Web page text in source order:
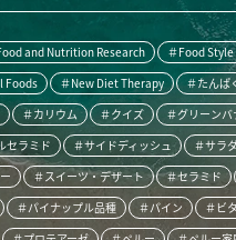
and Nutrition Research
＃Food
Foods
＃New Diet Therapy
＃たんぱ
＃カリウム ＃クイズ
＃グリーンバ
セラミド
＃サイドディッシュ
＃サラ
＃スイーツ・デザート ＃セラミド
＃パイナップル品種 ＃パイン
＃ビ